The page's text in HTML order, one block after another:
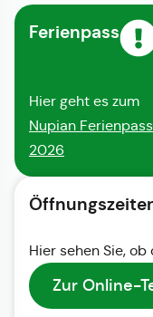
Ferienpass
Hier geht es zum
Nupian
2026
Hier sehen Sie,
Zur Online-